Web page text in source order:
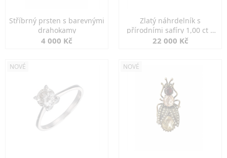
Stříbrný prsten s barevnými
drahokamy
4 000 Kč
Zlatý náhrdelník s
přírodními safíry 1,00 ct a
diamanty
22 000 Kč
NOVÉ NOVÉ